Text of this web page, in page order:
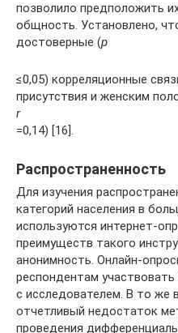
позволило предположить
общность. Установлено,
достоверные (p
≤0,05) корреляционные
присутствия и женским
r
=0,14) [16].
Распространенность
Для изучения
категорий населения в
используются интернет-
преимуществ такого
анонимность. Онлайн-
респондентам
с исследователем. В то же
отчетливый недостаток
проведения